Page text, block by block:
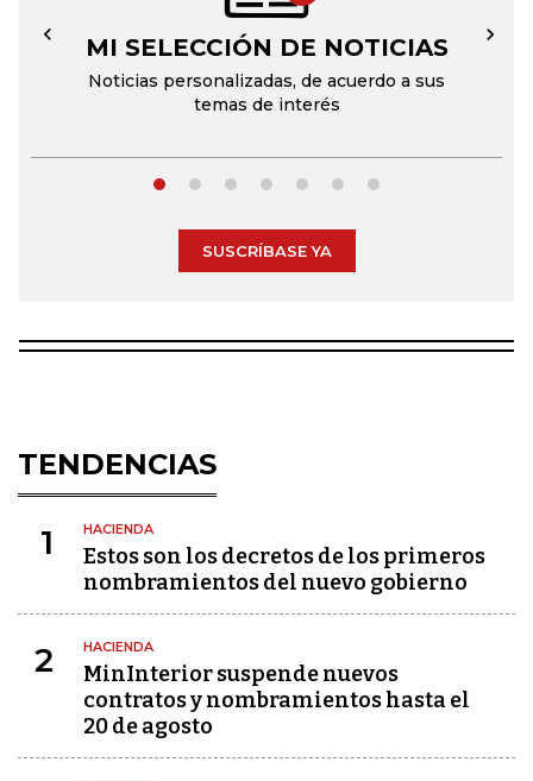
MI SELECCIÓN DE NOTICIAS
Noticias personalizadas, de acuerdo a sus
temas de interés
← →
SUSCRÍBASE YA
TENDENCIAS
1 HACIENDA
Estos son los decretos de los primeros
nombramientos del nuevo gobierno
2 HACIENDA
MinInterior suspende nuevos
contratos y nombramientos hasta el
20 de agosto